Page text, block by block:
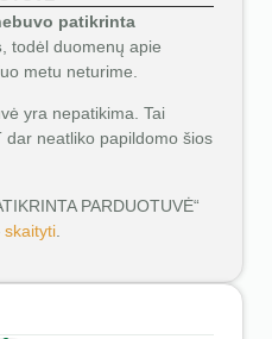
patikrinta
, todėl duomenų apie
metu neturime.
yra nepatikima. Tai
dar neatliko papildomo šios
PARDUOTUVĖ“
skaityti